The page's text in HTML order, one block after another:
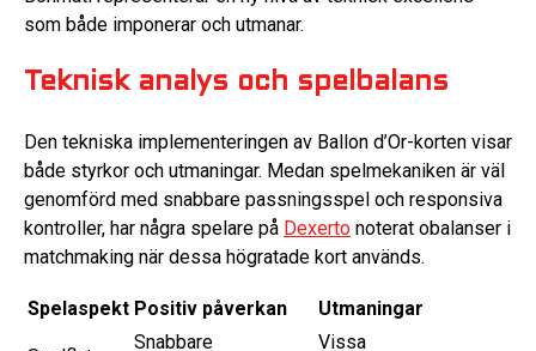
som både imponerar och utmanar.
Teknisk analys och spelbalans
Den tekniska implementeringen av Ballon d’Or-korten visar
både styrkor och utmaningar. Medan spelmekaniken är väl
genomförd med snabbare passningsspel och responsiva
kontroller, har några spelare på Dexerto noterat obalanser i
matchmaking när dessa högratade kort används.
Spelaspekt Positiv påverkan Utmaningar
Snabbare
Vissa